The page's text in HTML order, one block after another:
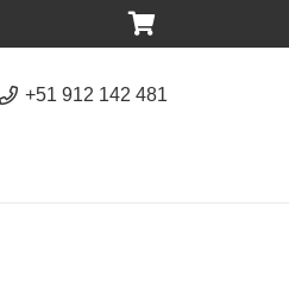
+51 912 142 481